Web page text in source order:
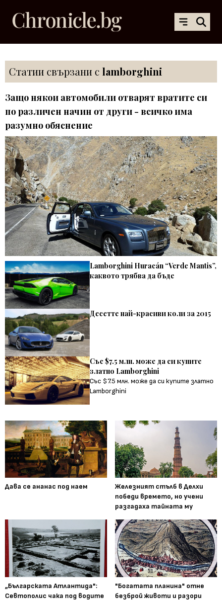
Статии свързани с lamborghini
Защо някои автомобили отварят вратите си
по различен начин от други - всичко има
разумно обяснение
Lamborghini Huracán “Verde Mantis”,
каквото трябва да бъде
Десетте най-красиви коли за 2015
Със $7.5 млн. може да си купите
златно Lamborghini
Със $7.5 млн. може да си купите златно
Lamborghini
Дава се ананас под наем
Железният стълб в Делхи
победи времето, но учени
разгадаха тайната му
„Българската Атлантида":
Севтополис чака под водите
"Богатата планина" отне
безброй животи и разори